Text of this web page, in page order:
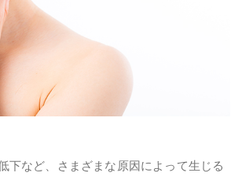
下など、さまざまな原因によって生じる